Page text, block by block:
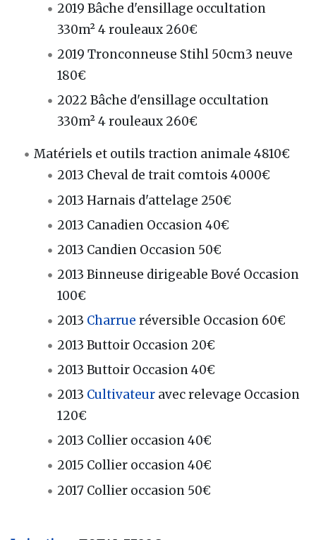
2019 Bâche d'ensillage occultation
330m² 4 rouleaux 260€
2019 Tronconneuse Stihl 50cm3 neuve
180€
2022 Bâche d'ensillage occultation
330m² 4 rouleaux 260€
Matériels et outils traction animale 4810€
2013 Cheval de trait comtois 4000€
2013 Harnais d'attelage 250€
2013 Canadien Occasion 40€
2013 Candien Occasion 50€
2013 Binneuse dirigeable Bové Occasion
100€
2013 Charrue réversible Occasion 60€
2013 Buttoir Occasion 20€
2013 Buttoir Occasion 40€
2013 Cultivateur avec relevage Occasion
120€
2013 Collier occasion 40€
2015 Collier occasion 40€
2017 Collier occasion 50€